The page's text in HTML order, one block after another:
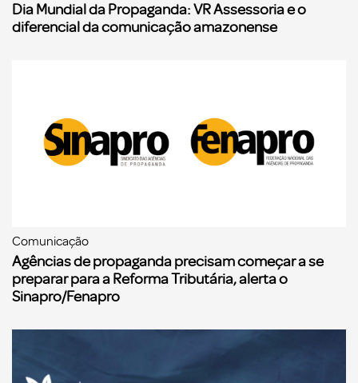
Dia Mundial da Propaganda: VR Assessoria e o
diferencial da comunicação amazonense
Comunicação
Agências de propaganda precisam começar a se
preparar para a Reforma Tributária, alerta o
Sinapro/Fenapro